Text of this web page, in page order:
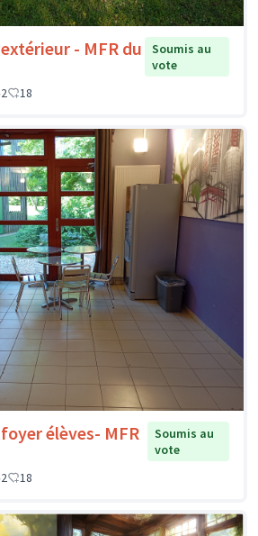
- MFR du
Soumis au
vote
2 18
élèves- MFR
Soumis au
vote
2 18